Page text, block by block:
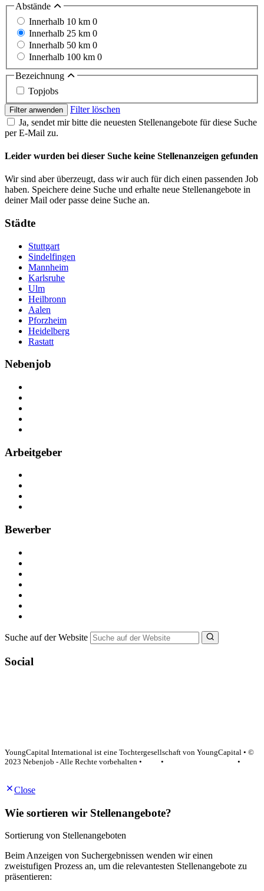
Abstände
Innerhalb 10 km 0
Innerhalb 25 km 0
Innerhalb 50 km 0
Innerhalb 100 km 0
Bezeichnung
Topjobs
Filter anwenden
Filter löschen
Ja, sendet mir bitte die neuesten Stellenangebote für diese Suche
per E-Mail zu.
Leider wurden bei dieser Suche keine Stellenanzeigen gefunden
Wir sind aber überzeugt, dass wir auch für dich einen passenden Job
haben. Speichere deine Suche und erhalte neue Stellenangebote in
deiner Mail oder passe deine Suche an.
Städte
Stuttgart
Sindelfingen
Mannheim
Karlsruhe
Ulm
Heilbronn
Aalen
Pforzheim
Heidelberg
Rastatt
Nebenjob
Arbeitgeber
Bewerber
Suche auf der Website
Social
YoungCapital International ist eine Tochtergesellschaft von YoungCapital • ©
2023 Nebenjob - Alle Rechte vorbehalten •
•
•
Close
Wie sortieren wir Stellenangebote?
Sortierung von Stellenangeboten
Beim Anzeigen von Suchergebnissen wenden wir einen
zweistufigen Prozess an, um die relevantesten Stellenangebote zu
präsentieren: